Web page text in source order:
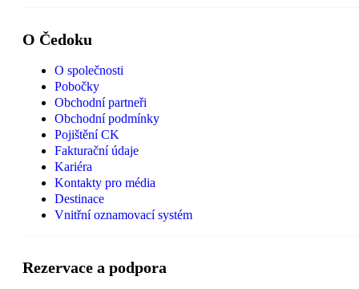
O Čedoku
O společnosti
Pobočky
Obchodní partneři
Obchodní podmínky
Pojištění CK
Fakturační údaje
Kariéra
Kontakty pro média
Destinace
Vnitřní oznamovací systém
Rezervace a podpora